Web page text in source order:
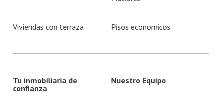
Viviendas con terraza Pisos economicos
Tu inmobiliaria de
confianza
Nuestro Equipo